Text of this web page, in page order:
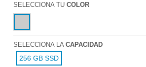
SELECCIONA TU COLOR
SELECCIONA LA CAPACIDAD
256 GB SSD